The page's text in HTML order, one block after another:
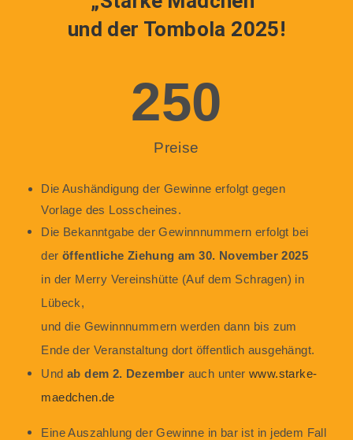
und der Tombola 2025!
Preise
250
Die Aushändigung der Gewinne erfolgt gegen
Vorlage des Losscheines.
Die Bekanntgabe der Gewinnnummern erfolgt bei
deröffentliche Ziehung am 30. November 2025
in der Merry Vereinshütte (Auf dem Schragen) in
Lübeck,
und die Gewinnnummern werden dann bis zum
Ende der Veranstaltung dort öffentlich ausgehängt.
Undab dem 2. Dezember auch unterwww.starke-
maedchen.de
Eine Auszahlung der Gewinne in bar ist in jedem Fall